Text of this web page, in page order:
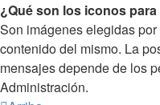
¿Qué son los iconos
Son imágenes elegidas
contenido del mismo. La
mensajes depende de los
Administración.